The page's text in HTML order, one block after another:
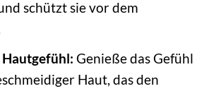
schützt sie vor dem
Genieße das Gefühl
Haut, das den